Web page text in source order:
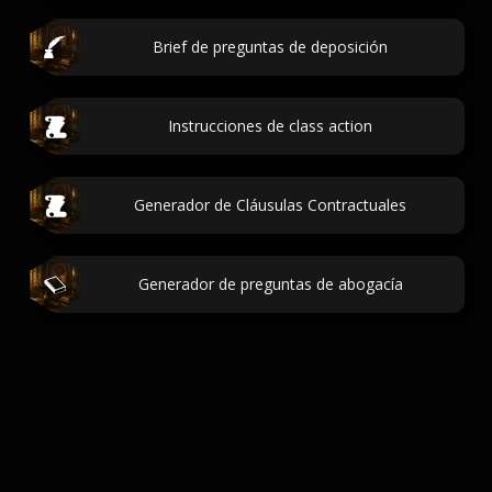
Brief de preguntas de deposición
Instrucciones de class action
Generador de Cláusulas Contractuales
Generador de preguntas de abogacía